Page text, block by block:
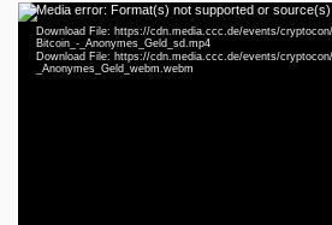
Video
Player
Media error: Format(s) not supported or
Download File: https://cdn.media.ccc.de/events/
Bitcoin_-_Anonymes_Geld_sd.mp4
Download File: https://cdn.media.ccc.de/events/
_Anonymes_Geld_webm.webm